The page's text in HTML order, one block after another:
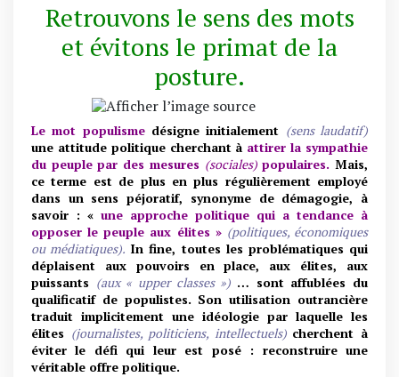
Retrouvons le sens des mots
et évitons le primat de la
posture.
Le mot populisme désigne initialement (sens laudatif)
une attitude politique cherchant à attirer la sympathie
du peuple par des mesures (sociales)populaires.Mais,
ce terme est de plus en plus régulièrement employé
dans un sens péjoratif, synonyme de démagogie, à
savoir : « une approche politique qui a tendance à
opposer le peuple aux élites » (politiques, économiques
ou médiatiques). In fine, toutes les problématiques qui
déplaisent aux pouvoirs en place, aux élites, aux
puissants (aux « upper classes ») … sont affublées du
qualificatif de populistes. Son utilisation outrancière
traduit implicitement une idéologie par laquelle les
élites (journalistes, politiciens, intellectuels) cherchent à
éviter le défi qui leur est posé : reconstruire une
véritable offre politique.